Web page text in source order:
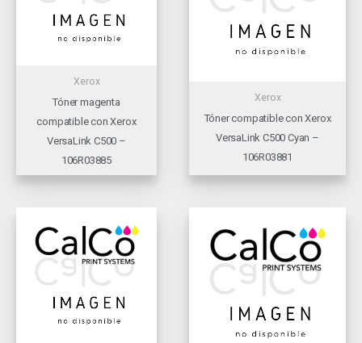
Xerox
Tóner magenta
compatible con Xerox
VersaLink C500 –
106R03885
Xerox
Tóner compatible con Xerox
VersaLink C500 Cyan –
106R03881